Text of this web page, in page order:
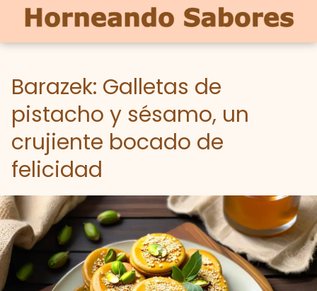
Barazek: Galletas de
pistacho y sésamo, un
crujiente bocado de
felicidad